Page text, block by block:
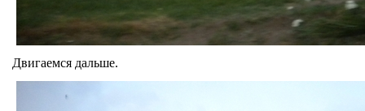
Двигаемся дальше.